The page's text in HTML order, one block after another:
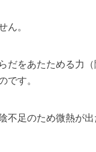
ん。
だをあたためる力
です。
不足のため微熱が